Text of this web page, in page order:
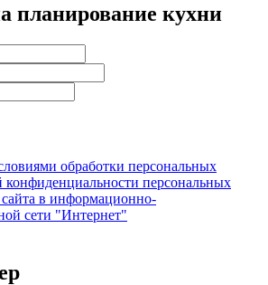
планирование кухни
обработки персональных
конфиденциальности персональных
в информационно-
сети "Интернет"